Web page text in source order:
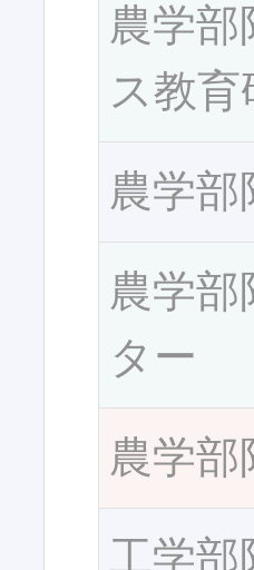
農学
ス教
農学
農学
ター
農学
工学